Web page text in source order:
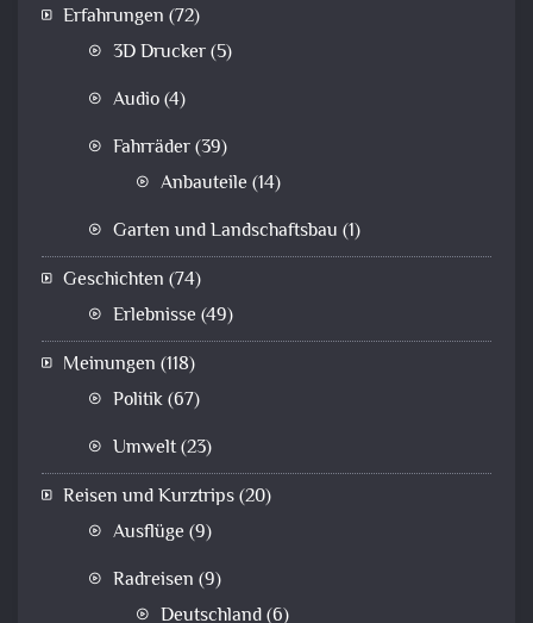
Erfahrungen (72)
3D Drucker(5)
Audio(4)
Fahrräder(39)
Anbauteile (14)
Garten und Landschaftsbau (1)
Geschichten (74)
Erlebnisse (49)
Meinungen (118)
Politik(67)
Umwelt(23)
Reisen und Kurztrips(20)
Ausflüge (9)
Radreisen (9)
Deutschland(6)